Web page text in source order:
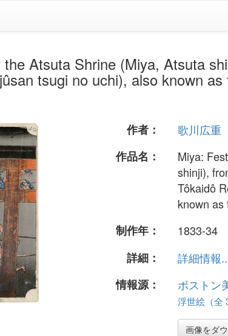
Atsuta Shrine (Miya, Atsuta
tsugi no uchi), also known
作者：
歌川広重
作品名：
Miya:
shinji),
Tôkaidô
known as
制作年：
1833-34
詳細：
詳細情報
情報源：
ボストン
浮世絵（全
画像をダ